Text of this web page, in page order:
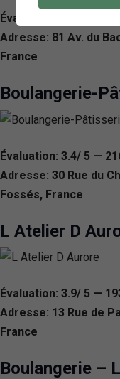
Évaluation: 3.7/ 5 — 286
Adresse: 81 Av. du
France
Boulangerie-
Évaluation: 3.4/ 5 —
Adresse: 30 Rue du
Fossés, France
L Atelier D
Évaluation: 3.9/ 5 —
Adresse: 13 Rue de
France
Boulangerie –